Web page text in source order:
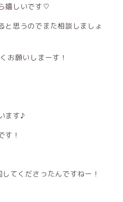
嬉しいです♡
と思うのでまた相談しましょ
お願いしまーす！
ます♪
す！
てくださったんですねー！